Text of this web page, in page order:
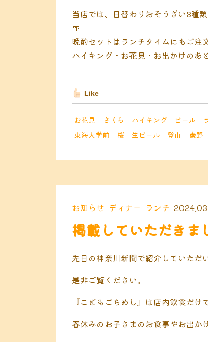
当店では、日替わりおそうざい3種
🍺
晩酌セットはランチタイムにもご注
ハイキング・お花見・お出かけの
Like
お花見 さくら ハイキング ビール
東海大学前
桜 生ビール 登山 秦野
お知らせ ディナー ランチ
掲載していただきま
先日の神奈川新聞で紹介していただ
是非ご覧ください。
『こどもごちめし』は店内飲食だ
春休みのお子さまのお食事やお出か